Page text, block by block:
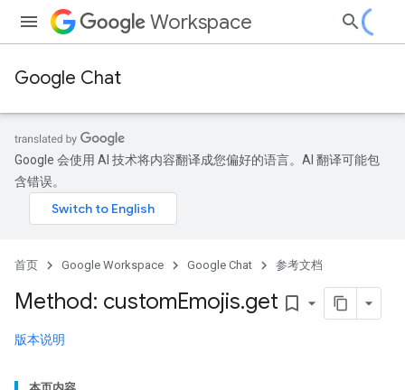
Workspace
Google Chat
Google 会使用 AI 技术将内容翻译成您偏好的语言。AI 翻译可能包
含错误。
首页 Google Workspace Google Chat 参考文档
Method: customEmojis.get bookmark_border
版本说明